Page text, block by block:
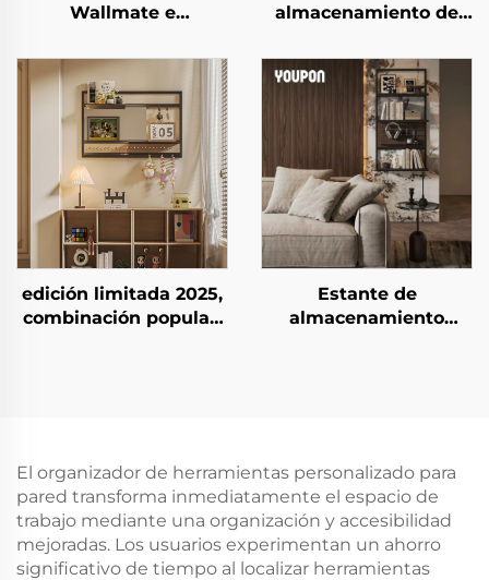
Wallmate e
flotante con marco
metálico, decoración
para el hogar,
almacenamiento
montado en la pared
detrás de la puerta
almacenamiento de
moderna y de calidad
premium para hogar,
montaje en pared,
dormitorio
edición limitada 2025,
combinación popular,
Estante de
almacenamiento
El organizador de herramientas personalizado para
pared transforma inmediatamente el espacio de
trabajo mediante una organización y accesibilidad
mejoradas. Los usuarios experimentan un ahorro
significativo de tiempo al localizar herramientas